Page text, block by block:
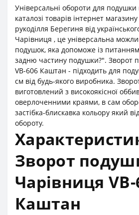
Універсальні обороти для подушки
каталозі товарів інтернет
рукоділля Берегиня від
Чарівниця , це універсальна
подушок, яка допоможе із
задню частину подушки?". Зворот
VB-606 Каштан - підходить для
см від будь-якого виробника.
виготовлений з високоякісної
оверлоченними краями, в сам
застібка-блискавка кольору який
обороту.
Зворот
Чарівниця VB-
Каштан